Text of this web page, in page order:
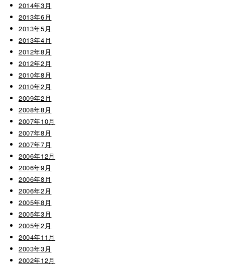
2014年3月
2013年6月
2013年5月
2013年4月
2012年8月
2012年2月
2010年8月
2010年2月
2009年2月
2008年8月
2007年10月
2007年8月
2007年7月
2006年12月
2006年9月
2006年8月
2006年2月
2005年8月
2005年3月
2005年2月
2004年11月
2003年3月
2002年12月